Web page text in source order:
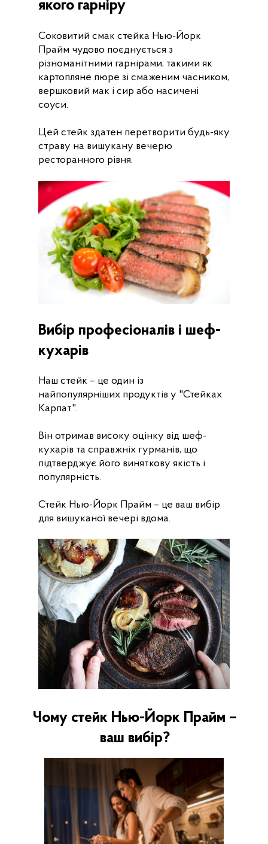
Соковитий смак стейка Нью-Йорк
Прайм чудово поєднується з
різноманітними гарнірами, такими як
картопляне пюре зі смаженим часником,
вершковий мак і сир або насичені
соуси.
Цей стейк здатен перетворити будь-яку
страву на вишукану вечерю
ресторанного рівня.
якого гарніру
Вибір професіоналів і шеф-
кухарів
Наш стейк – це один із
найпопулярніших продуктів у "Стейках
Карпат".
Він отримав високу оцінку від шеф-
кухарів та справжніх гурманів, що
підтверджує його виняткову якість і
популярність.
Стейк Нью-Йорк Прайм – це ваш вибір
для вишуканої вечері вдома.
Чому стейк Нью-Йорк Прайм –
ваш вибір?